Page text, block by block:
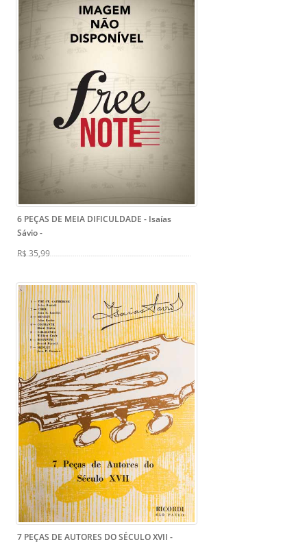
6 PEÇAS DE MEIA DIFICULDADE - Isaías
Sávio-
R$ 35,99
7 PEÇAS DE AUTORES DO SÉCULO XVII -